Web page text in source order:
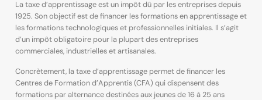
La taxe d’apprentissage est un impôt dû par les entreprises depuis
1925. Son objectif est de financer les formations en apprentissage et
les formations technologiques et professionnelles initiales. Il s’agit
d’un impôt obligatoire pour la plupart des entreprises
commerciales, industrielles et artisanales.
Concrètement, la taxe d’apprentissage permet de financer les
Centres de Formation d’Apprentis (CFA) qui dispensent des
formations par alternance destinées aux jeunes de 16 à 25 ans